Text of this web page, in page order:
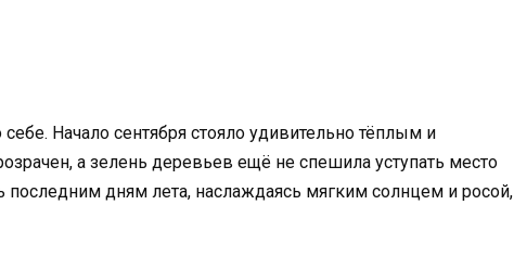
Начало сентября стояло удивительно тёплым и
а зелень деревьев ещё не спешила уступать место
дням лета, наслаждаясь мягким солнцем и росой,